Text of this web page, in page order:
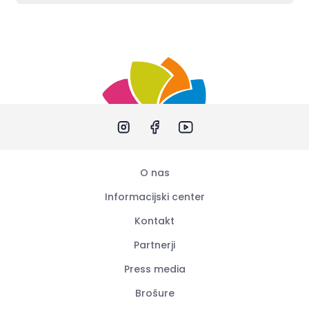
O nas
Informacijski center
Kontakt
Partnerji
Press media
Brošure